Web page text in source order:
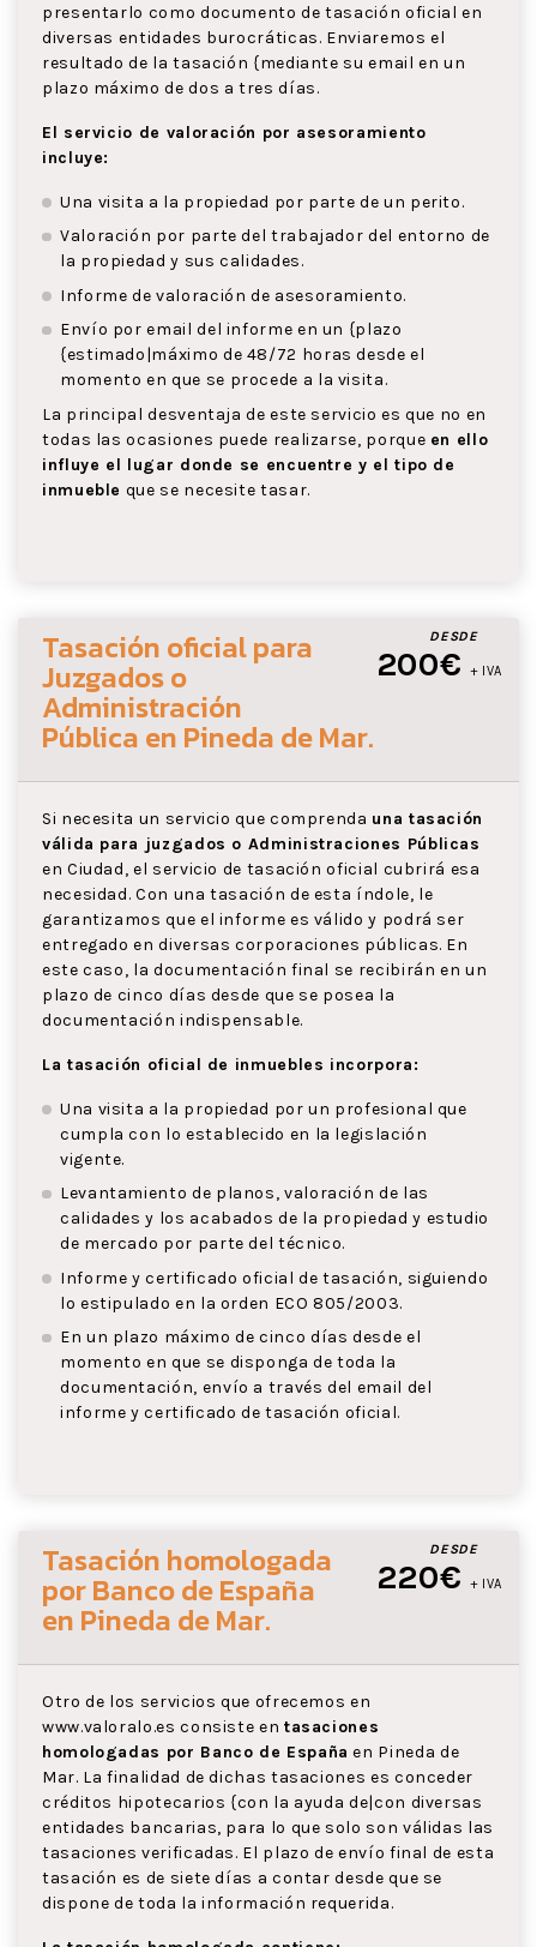
presentarlo como documento de tasación oficial en
diversas entidades burocráticas. Enviaremos el
resultado de la tasación {mediante su email en un
plazo máximo de dos a tres días.
El servicio de valoración por asesoramiento
incluye:
Una visita a la propiedad por parte de un perito.
Valoración por parte del trabajador del entorno de
la propiedad y sus calidades.
Informe de valoración de asesoramiento.
Envío por email del informe en un {plazo
{estimado|máximo de 48/72 horas desde el
momento en que se procede a la visita.
La principal desventaja de este servicio es que no en
todas las ocasiones puede realizarse, porque en ello
influye el lugar donde se encuentre y el tipo de
inmueble que se necesite tasar.
DESDE
200€ + IVA
Tasación oficial para
Juzgados o
Administración
Pública en Pineda de Mar.
Si necesita un servicio que comprenda una tasación
válida para juzgados o Administraciones Públicas
en Ciudad, el servicio de tasación oficial cubrirá esa
necesidad. Con una tasación de esta índole, le
garantizamos que el informe es válido y podrá ser
entregado en diversas corporaciones públicas. En
este caso, la documentación final se recibirán en un
plazo de cinco días desde que se posea la
documentación indispensable.
La tasación oficial de inmuebles incorpora:
Una visita a la propiedad por un profesional que
cumpla con lo establecido en la legislación
vigente.
Levantamiento de planos, valoración de las
calidades y los acabados de la propiedad y estudio
de mercado por parte del técnico.
Informe y certificado oficial de tasación, siguiendo
lo estipulado en la orden ECO 805/2003.
En un plazo máximo de cinco días desde el
momento en que se disponga de toda la
documentación, envío a través del email del
informe y certificado de tasación oficial.
DESDE
220€ + IVA
Tasación homologada
por Banco de España
en Pineda de Mar.
Otro de los servicios que ofrecemos en
www.valoralo.es consiste en tasaciones
homologadas por Banco de España en Pineda de
Mar. La finalidad de dichas tasaciones es conceder
créditos hipotecarios {con la ayuda de|con diversas
entidades bancarias, para lo que solo son válidas las
tasaciones verificadas. El plazo de envío final de esta
tasación es de siete días a contar desde que se
dispone de toda la información requerida.